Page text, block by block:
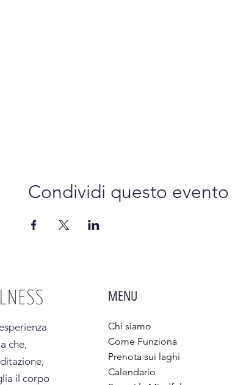
Condividi questo evento
che,
il corpo
MENU
Chi siamo
Come Funziona
Prenota sui laghi
Calendario